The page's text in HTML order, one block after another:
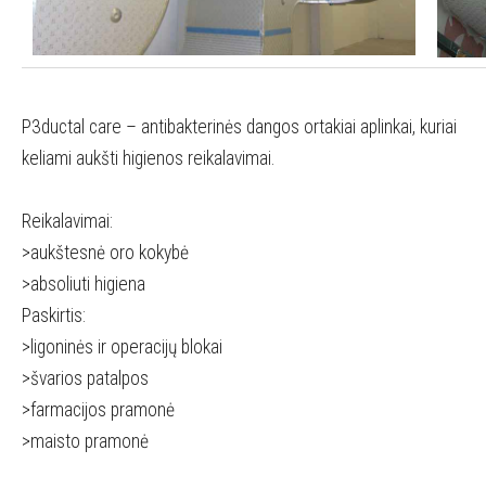
P3ductal care – antibakterinės dangos ortakiai aplinkai, kuriai
keliami aukšti higienos reikalavimai.
Reikalavimai:
>aukštesnė oro kokybė
>absoliuti higiena
Paskirtis:
>ligoninės ir operacijų blokai
>švarios patalpos
>farmacijos pramonė
>maisto pramonė